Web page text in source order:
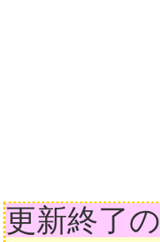
更新終了